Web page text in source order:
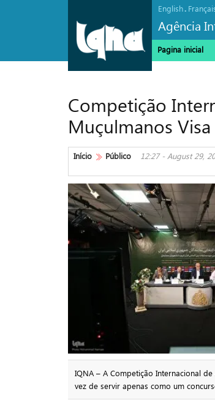
English.
Agência
Pagina inicial
Competição
Muçulmanos
Início Público 12:27 - August 29,
IQNA – A Competição Internacional
vez de servir apenas como um